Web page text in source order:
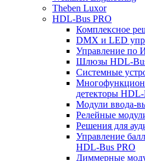
Theben Luxor
HDL-Bus PRO
Комплексное
DMX и LED
Управление по
Шлюзы HDL-
Системные
детекторы
Модули ввода-
Релейные
Решения для
Управление
HDL-Bus PRO
Диммерные